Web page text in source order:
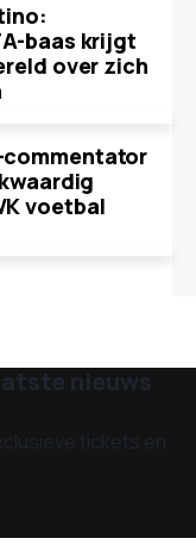
baas krijgt
over zich
commentator
voetbal
nieuws
tickets en